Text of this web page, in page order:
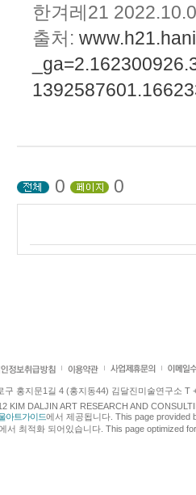
한겨레21
출처:
0 0
구 홍지문1길 4 (홍지동44) 김달진미술연구소 T
KIM DALJIN ART RESEARCH AND
아트가이드에서 제공됩니다. This page provided
서 최적화 되어있습니다. This page optimized